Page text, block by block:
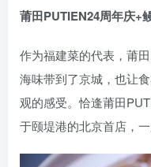
莆田PUTIEN24周年庆+
作为福建菜的代表，莆
海味带到了京城，也让
观的感受。恰逢莆田
于颐堤港的北京首店，